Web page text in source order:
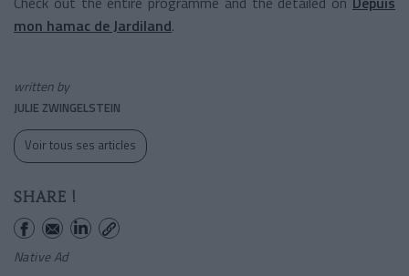
mon hamac de Jardiland.
written by
JULIE ZWINGELSTEIN
Voir tous ses articles
SHARE !
Native Ad